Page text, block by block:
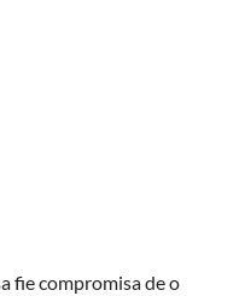
fie compromisa de o